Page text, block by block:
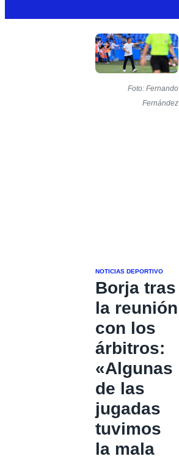
Foto: Fernando
Fernández
NOTICIAS DEPORTIVO
Borja tras
la reunión
con los
árbitros:
«Algunas
de las
jugadas
tuvimos
la mala